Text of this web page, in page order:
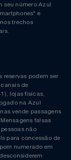
seu número Azul
e
trechos
reservas podem ser
de
lojas físicas,
na Azul
vende passagens
falsas
não
para concessão de
numerado em